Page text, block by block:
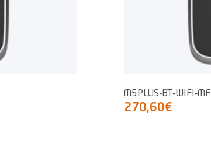
M5PLUS-BT-WIFI-MF
270,60€